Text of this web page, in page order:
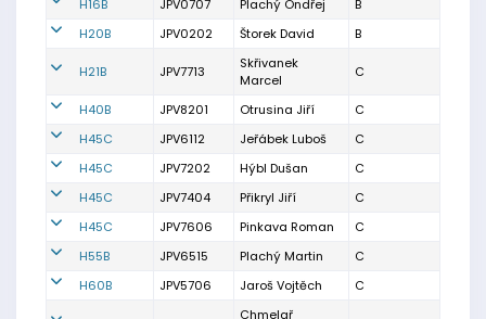
H16B
JPV0707 Plachý Ondřej
B
H20B
JPV0202 Štorek David B
H21B JPV7713
Skřivanek
Marcel
C
H40B JPV8201 Otrusina Jiří
C
H45C
JPV6112 Jeřábek Luboš
C
H45C
JPV7202 Hýbl Dušan
C
H45C
JPV7404 Přikryl Jiří
C
H45C
JPV7606 Pinkava Roman
C
H55B
JPV6515 Plachý Martin
C
H60B
JPV5706 Jaroš Vojtěch C
Chmelař